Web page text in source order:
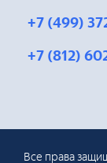
+7 (499)
+7 (812)
Все права